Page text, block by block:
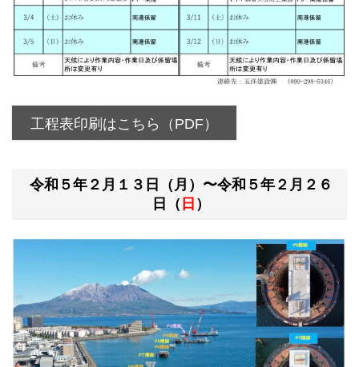
工程表印刷はこちら（PDF）
令和５年２月１３日（月）〜令和５年２月２６
日（ 日 ）